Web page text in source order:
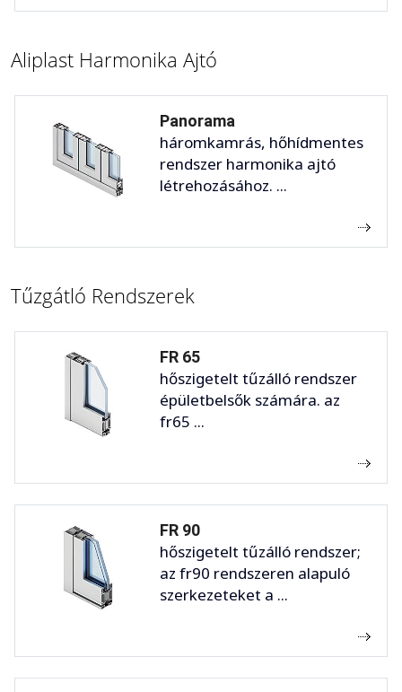
Aliplast Harmonika Ajtó
Panorama
háromkamrás, hőhídmentes
rendszer harmonika ajtó
létrehozásához. ...
Tűzgátló Rendszerek
FR 65
hőszigetelt tűzálló rendszer
épületbelsők számára. az
fr65 ...
FR 90
hőszigetelt tűzálló rendszer;
az fr90 rendszeren alapuló
szerkezeteket a ...